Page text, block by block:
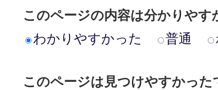
このページの内容は分かりやす
わかりやすかった
普通
このページは見つけやすかった